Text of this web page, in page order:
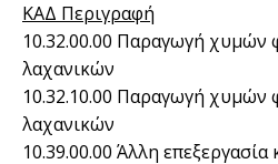
ΚΑΔ Περιγραφή
10.32.00.00 Παραγωγή χυμών
λαχανικών
10.32.10.00 Παραγωγή χυμών
λαχανικών
10.39.00.00 Άλλη